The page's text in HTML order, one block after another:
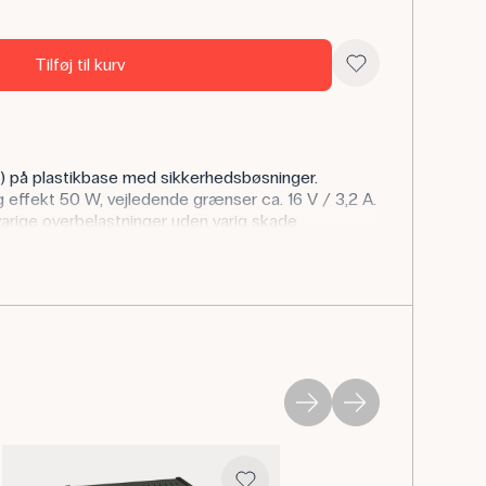
Tilføj til kurv
plastikbase med sikkerhedsbøsninger.
effekt 50 W, vejledende grænser ca. 16 V / 3,2 A.
overbelastninger uden varig skade.